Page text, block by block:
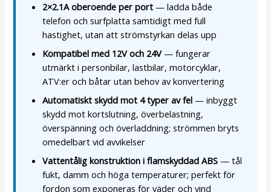
2×2.1A oberoende per port — ladda både
telefon och surfplatta samtidigt med full
hastighet, utan att strömstyrkan delas upp
Kompatibel med 12V och 24V— fungerar
utmärkt i personbilar, lastbilar, motorcyklar,
ATV:er och båtar utan behov av konvertering
Automatiskt skydd mot 4 typer av fel — inbyggt
skydd mot kortslutning, överbelastning,
överspänning och överladdning; strömmen bryts
omedelbart vid avvikelser
Vattentålig konstruktion i flamskyddad ABS — tål
fukt, damm och höga temperaturer; perfekt för
fordon som exponeras för väder och vind